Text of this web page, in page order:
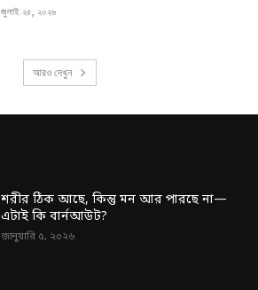
জুলাই ২৫, ২০২৬
আরও দেখুন
শরীর ঠিক আছে, কিন্তু মন আর পারছে না—
এটাই কি বার্নআউট?
জানুয়ারি ৫, ২০২৬